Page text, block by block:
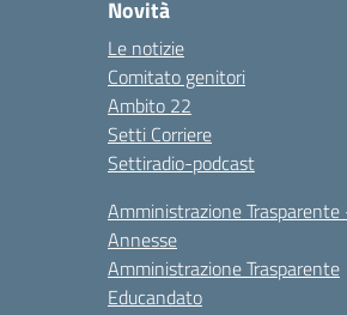
Novità
Le notizie
Comitato genitori
Ambito 22
Setti Corriere
Settiradio-podcast
Amministrazione Trasparente
Annesse
Amministrazione Trasparente
Educandato